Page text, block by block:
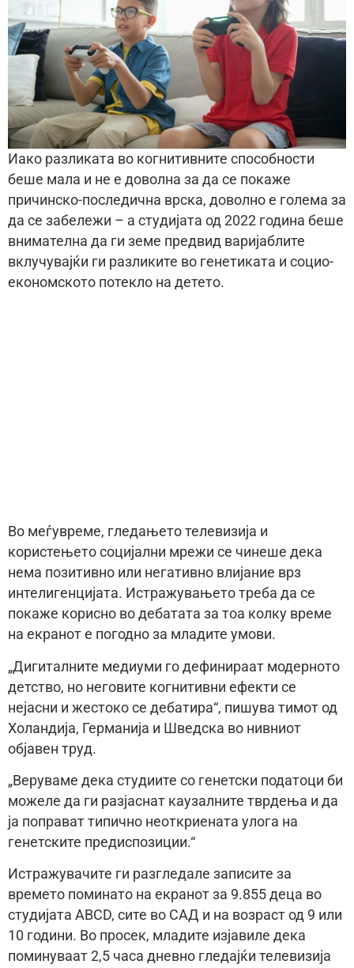
Иако разликата во когнитивните способности
беше мала и не е доволна за да се покаже
причинско-последична врска, доволно е голема за
да се забележи – а студијата од 2022 година беше
внимателна да ги земе предвид варијаблите
вклучувајќи ги разликите во генетиката и социо-
економското потекло на детето.
Во меѓувреме, гледањето телевизија и
користењето социјални мрежи се чинеше дека
нема позитивно или негативно влијание врз
интелигенцијата. Истражувањето треба да се
покаже корисно во дебатата за тоа колку време
на екранот е погодно за младите умови.
„Дигиталните медиуми го дефинираат модерното
детство, но неговите когнитивни ефекти се
нејасни и жестоко се дебатира“, пишува тимот од
Холандија, Германија и Шведска во нивниот
објавен труд.
„Веруваме дека студиите со генетски податоци би
можеле да ги разјаснат каузалните тврдења и да
ја поправат типично неоткриената улога на
генетските предиспозиции.“
Истражувачите ги разгледале записите за
времето поминато на екранот за 9.855 деца во
студијата ABCD, сите во САД и на возраст од 9 или
10 години. Во просек, младите изјавиле дека
поминуваат 2,5 часа дневно гледајќи телевизија